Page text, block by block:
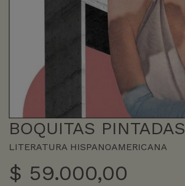
BOQUITAS PINTADAS
LITERATURA HISPANOAMERICANA
$ 59.000,00